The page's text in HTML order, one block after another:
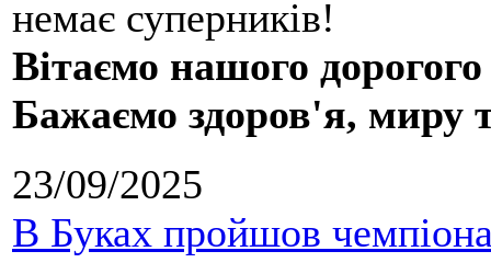
немає суперників!
Вітаємо нашого
Бажаємо здоров'я, миру
23/09/2025
В Буках пройшов